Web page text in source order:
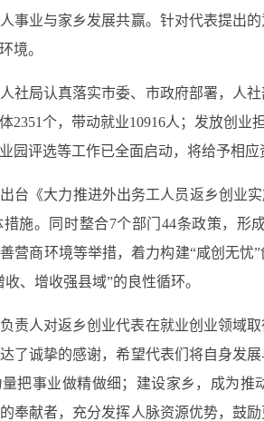
事业与家乡发展共赢。针对代表提出
境。
社局认真落实市委、市政府部署，人
2351个，带动就业10916人；发放创业
园评选等工作已全面启动，将给予相应
台《大力推进外出务工人员返乡创业
措施。同时整合7个部门44条政策，
营商环境等举措，着力构建“咸创无
、增收强县域”的良性循环。
责人对返乡创业代表在就业创业领域
了诚挚的感谢，希望代表们将自身发
把事业做精做细；建设家乡，成为
奉献者，充分发挥人脉资源优势，鼓